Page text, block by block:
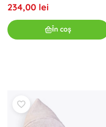
234,00 lei
În coș